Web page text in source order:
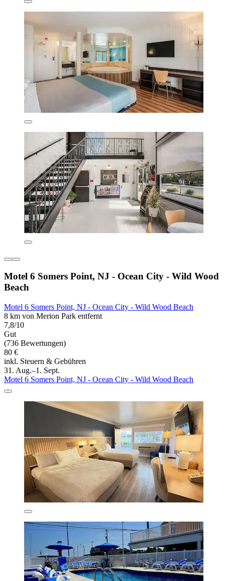
Motel 6 Somers Point, NJ - Ocean City - Wild Wood
Beach
Motel 6 Somers Point, NJ - Ocean City - Wild Wood Beach
8 km von Merion Park entfernt
7,8/10
Gut
(736 Bewertungen)
80 €
inkl. Steuern & Gebühren
31. Aug.–1. Sept.
Motel 6 Somers Point, NJ - Ocean City - Wild Wood Beach